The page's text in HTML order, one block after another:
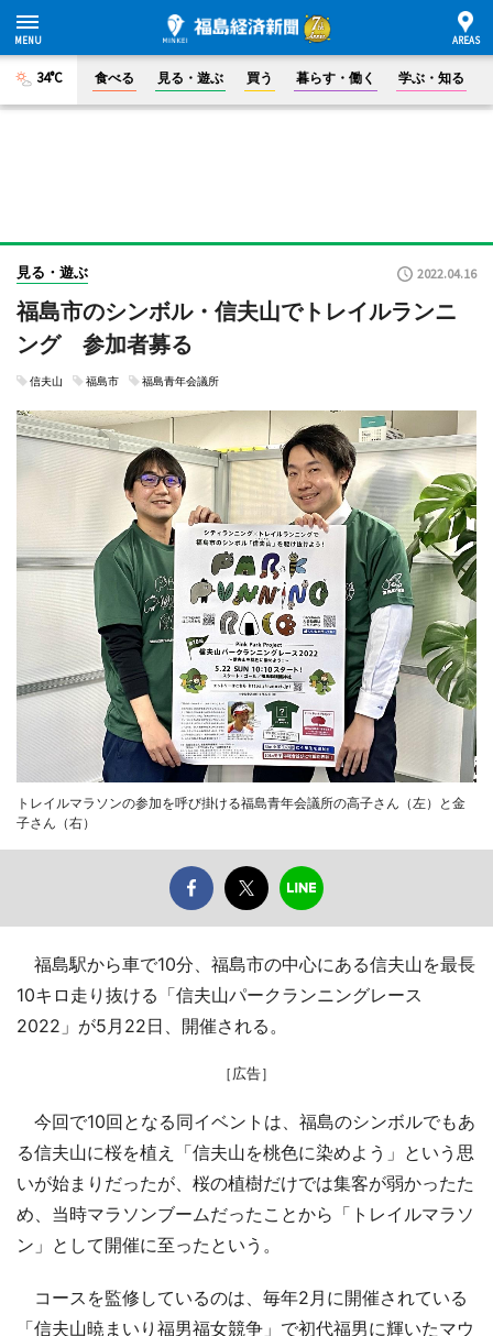
34°C 食べる 見る・遊ぶ 買う 暮らす・働く 学ぶ・知る
見る・遊ぶ 2022.04.16
福島市のシンボル・信夫山でトレイルランニ
ング 参加者募る
信夫山 福島市 福島青年会議所
トレイルマラソンの参加を呼び掛ける福島青年会議所の高子さん（左）と金
子さん（右）
福島駅から車で10分、福島市の中心にある信夫山を最長
10キロ走り抜ける「信夫山パークランニングレース
2022」が5月22日、開催される。
［広告］
今回で10回となる同イベントは、福島のシンボルでもあ
る信夫山に桜を植え「信夫山を桃色に染めよう」という思
いが始まりだったが、桜の植樹だけでは集客が弱かったた
め、当時マラソンブームだったことから「トレイルマラソ
ン」として開催に至ったという。
コースを監修しているのは、毎年2月に開催されている
「信夫山暁まいり福男福女競争」で初代福男に輝いたマウ